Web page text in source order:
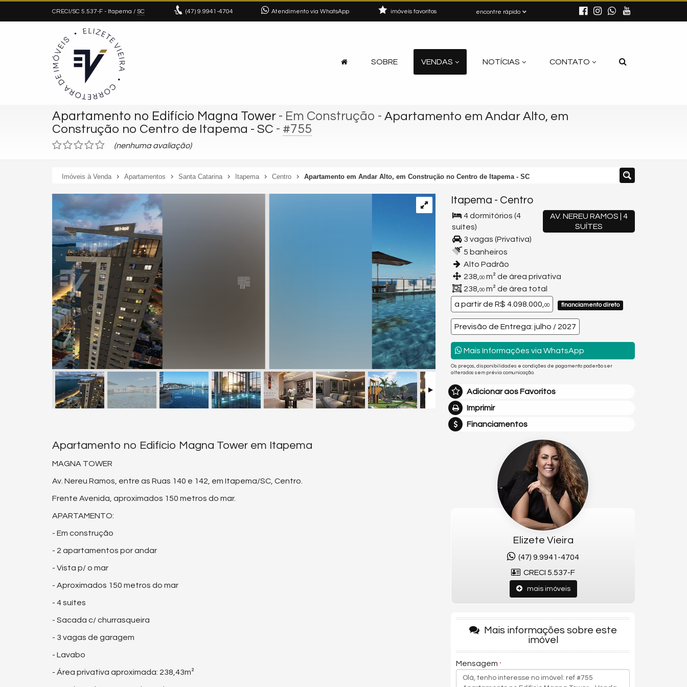
CRECI/SC 5.537-F - Itapema / SC (47) 9.9941-4704 Atendimento via WhatsApp encontre rápido
imóveis favoritos
SOBRE VENDAS NOTÍCIAS CONTATO
Apartamento no Edifício Magna Tower - Em Construção - Apartamento em Andar Alto, em
Construção no Centro de Itapema - SC - #755
(nenhuma avaliação)
Imóveis à Venda Apartamentos Santa Catarina Itapema Centro Apartamento em Andar Alto, em Construção no Centro de Itapema - SC
Itapema - Centro
AV. NEREU RAMOS | 4
SUÍTES
4 dormitórios (4
suítes)
3 vagas (Privativa)
5 banheiros
Alto Padrão
238, 00 m² de área privativa
238, 00 m² de área total
a partir de R$ 4.098.000, 00 financiamento direto
Previsão de Entrega: julho / 2027
Mais Informações via WhatsApp
Os preços, disponibilidades e condições de pagamento poderão ser
alterados sem prévia comunicação.
Adicionar aos Favoritos
Imprimir
Financiamentos
Apartamento no Edifício Magna Tower em Itapema
MAGNA TOWER
Av. Nereu Ramos, entre as Ruas 140 e 142, em Itapema/SC, Centro.
Frente Avenida, aproximados 150 metros do mar.
APARTAMENTO:
- Em construção
- 2 apartamentos por andar
- Vista p/ o mar
- Aproximados 150 metros do mar
- 4 suítes
- Sacada c/ churrasqueira
- 3 vagas de garagem
- Lavabo
- Área privativa aproximada: 238,43m²
Elizete Vieira
(47) 9.9941-4704
CRECI 5.537-F
mais imóveis
Mais informações sobre este
imóvel
Mensagem